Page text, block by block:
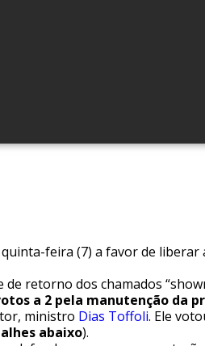
feira (7) a favor de
retorno dos chamados
a 2 pela manutenção da
ministro Dias Toffoli. Ele
abaixo).